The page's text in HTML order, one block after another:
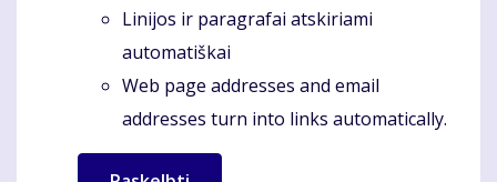
Linijos ir paragrafai atskiriami
automatiškai
Web page addresses and email
addresses turn into links automatically.